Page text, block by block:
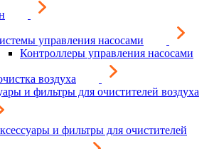
управления насосами
Контроллеры управления насосами
воздуха
и фильтры для очистителей воздуха
и фильтры для очистителей